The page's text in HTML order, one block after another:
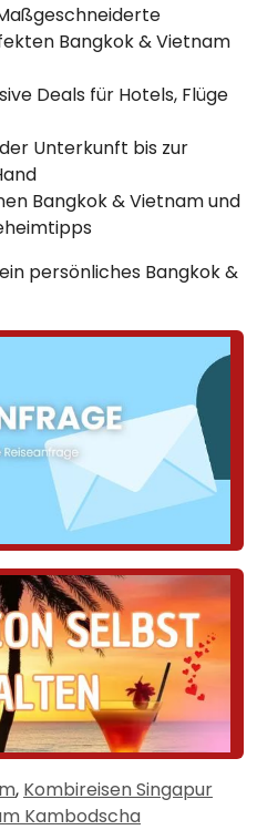
Bangkok & Vietnam
Deals für Hotels, Flüge
Unterkunft bis zur
Bangkok & Vietnam und
persönliches Bangkok &
, Kombireisen Singapur
Kambodscha